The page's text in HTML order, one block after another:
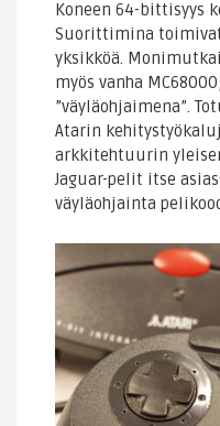
Koneen 64-bittisyys
Suorittimina
yksikköä.
myös vanha
”väyläohjaimena”.
Atarin
arkkitehtuurin
Jaguar-pelit itse
väyläohjainta